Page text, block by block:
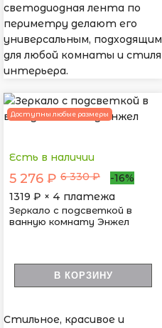
светодиодная лента по
периметру делают его
универсальным, подходящим
для любой комнаты и стиля
интерьера.
Доступны любые размеры
Есть в наличии
5 276 ₽ 6 330 ₽
-16%
1319 ₽ × 4 платежа
Зеркало с подсветкой в
ванную комнату Энжел
В КОРЗИНУ
Стильное, красивое и